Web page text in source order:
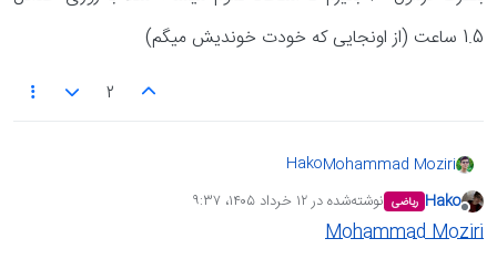
1.5 ساعت (از اونجایی که خودت خوندیش میگم)
2
Mohammad Moziri
Hako
بنظرت فرمول 20 بگیرم تا امتحانا تموم میشه؟ مثلا با
آفلاین
Hako ریاضی نوشته‌شده در۱۲ خرداد ۱۴۰۵،‏ ۹:۳۷
آخرین ویرایش توسط انجام شده
Mohammad Moziri